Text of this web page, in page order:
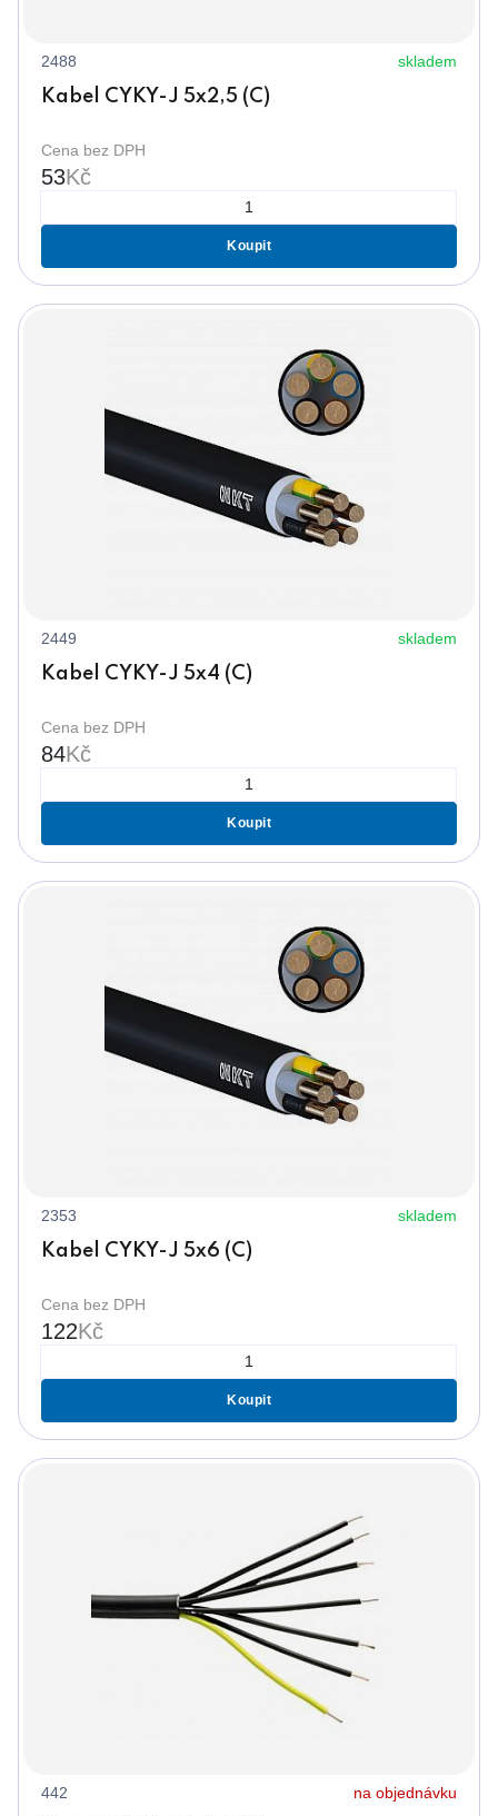
2488 skladem
Kabel CYKY-J 5x2,5 (C)
Cena bez DPH
53Kč
Koupit
2449 skladem
Kabel CYKY-J 5x4 (C)
Cena bez DPH
84Kč
Koupit
2353 skladem
Kabel CYKY-J 5x6 (C)
Cena bez DPH
122Kč
Koupit
442 na objednávku